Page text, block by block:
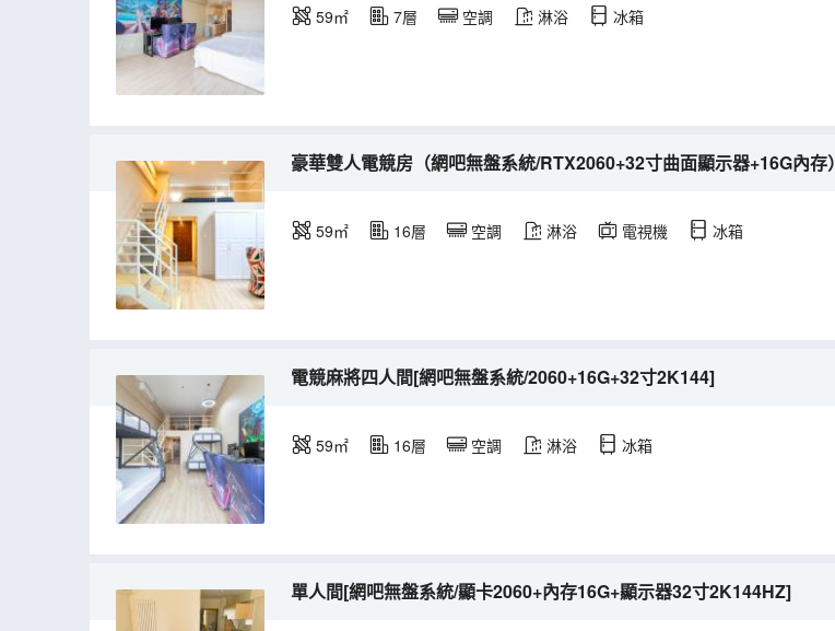
59㎡ 7層 空調 淋浴 冰箱
豪華雙人電競房（網吧無盤系統/RTX2060+32寸曲面顯示器+16G內存）
59㎡ 16層 空調 淋浴 電視機 冰箱
電競麻將四人間[網吧無盤系統/2060+16G+32寸2K144]
59㎡ 16層 空調 淋浴 冰箱
單人間[網吧無盤系統/顯卡2060+內存16G+顯示器32寸2K144HZ]